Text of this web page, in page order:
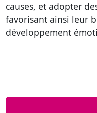
causes, et adopter
favorisant ainsi leur
développement